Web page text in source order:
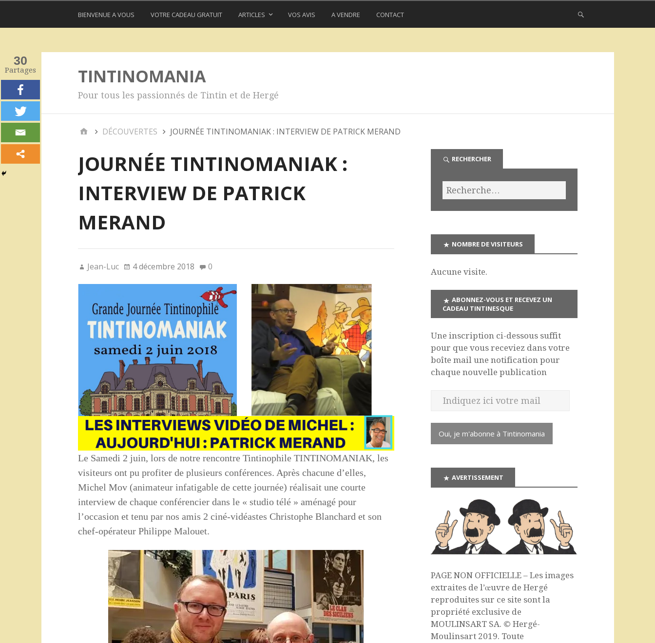
BIENVENUE A VOUS VOTRE CADEAU GRATUIT ARTICLES VOS AVIS A VENDRE CONTACT
TINTINOMANIA
Pour tous les passionnés de Tintin et de Hergé
DÉCOUVERTES JOURNÉE TINTINOMANIAK : INTERVIEW DE PATRICK MERAND
JOURNÉE TINTINOMANIAK :
INTERVIEW DE PATRICK
MERAND
Jean-Luc 4 décembre 2018 0
Le Samedi 2 juin, lors de notre rencontre Tintinophile TINTINOMANIAK, les
visiteurs ont pu profiter de plusieurs conférences. Après chacune d’elles,
Michel Mov (animateur infatigable de cette journée) réalisait une courte
interview de chaque conférencier dans le « studio télé » aménagé pour
l’occasion et tenu par nos amis 2 ciné-vidéastes Christophe Blanchard et son
chef-opérateur Philippe Malouet.
30
Partages
RECHERCHER
NOMBRE DE VISITEURS
Aucune visite.
ABONNEZ-VOUS ET RECEVEZ UN
CADEAU TINTINESQUE
Une inscription ci-dessous suffit
pour que vous receviez dans votre
boîte mail une notification pour
chaque nouvelle publication
Oui, je m'abonne à Tintinomania
AVERTISSEMENT
PAGE NON OFFICIELLE – Les images
extraites de l’œuvre de Hergé
reproduites sur ce site sont la
propriété exclusive de
MOULINSART SA. © Hergé-
Moulinsart 2019. Toute